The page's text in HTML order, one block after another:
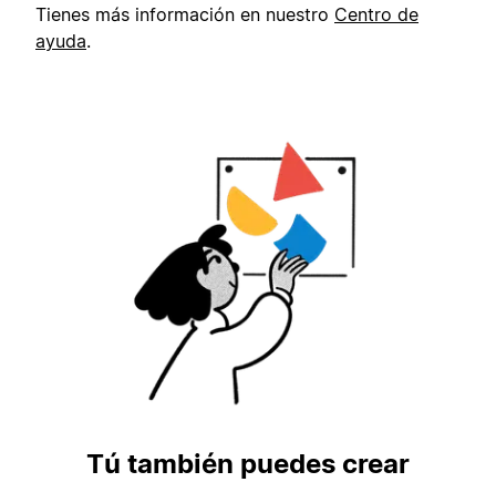
Tienes más información en nuestro Centro de
ayuda.
Tú también puedes crear